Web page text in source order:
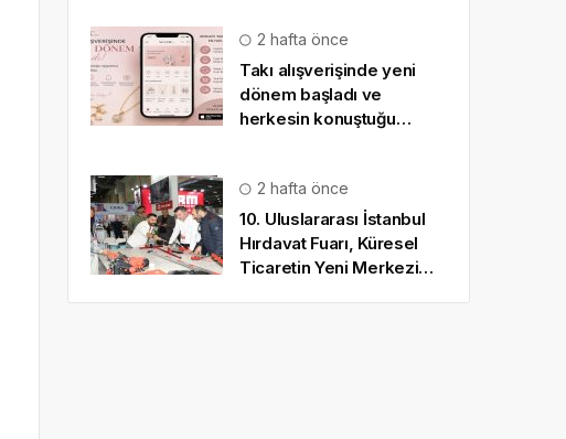
2 hafta önce
Takı alışverişinde yeni
dönem başladı ve
herkesin konuştuğu
2 hafta önce
10. Uluslararası İstanbul
Hırdavat Fuarı, Küresel
Ticaretin Yeni Merkezi